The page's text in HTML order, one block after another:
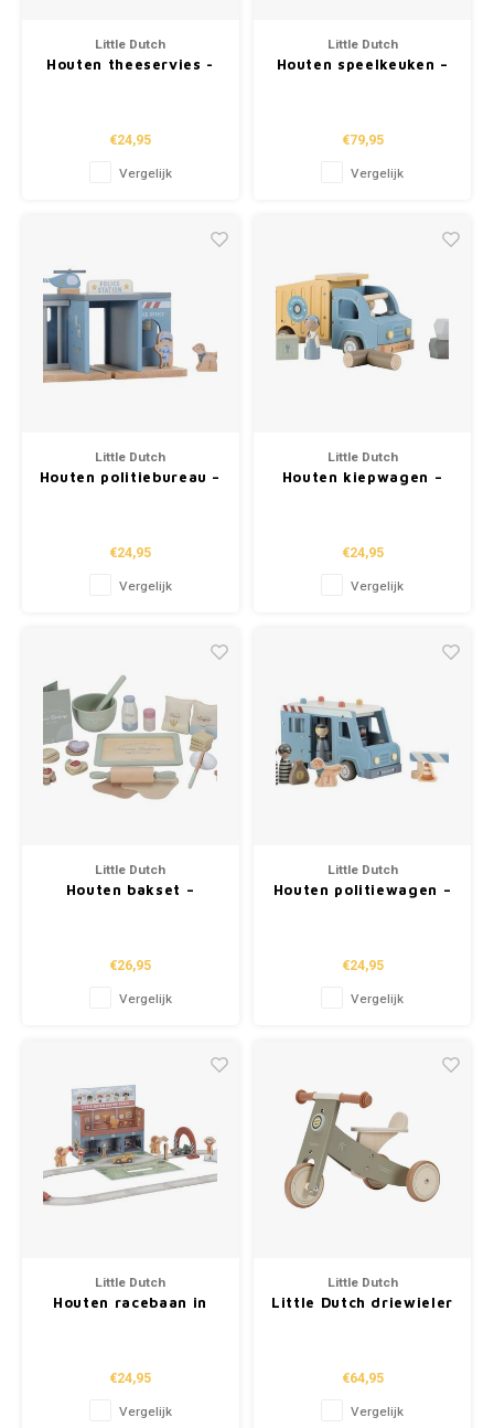
Little Dutch
Houten theeservies -
€24,95
Vergelijk
Little Dutch
Houten speelkeuken –
€79,95
Vergelijk
Little Dutch
Houten politiebureau –
€24,95
Vergelijk
Little Dutch
Houten kiepwagen –
€24,95
Vergelijk
Little Dutch
Houten bakset –
€26,95
Vergelijk
Little Dutch
Houten politiewagen –
€24,95
Vergelijk
Little Dutch
Houten racebaan in
€24,95
Vergelijk
Little Dutch
Little Dutch driewieler
€64,95
Vergelijk